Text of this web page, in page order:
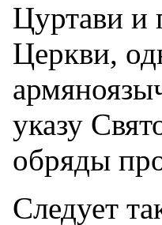
Цуртави и
Церкви,
указу
обряды
Следует